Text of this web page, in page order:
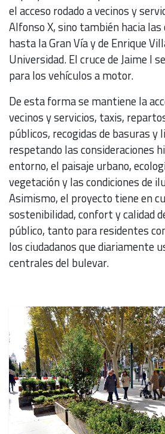
el acceso rodado a vecinos y
Alfonso X, sino también hacia
hasta la Gran Vía y de Enrique
Universidad. El cruce de Jaime I
para los vehículos a motor.
De esta forma se mantiene la
vecinos y servicios, taxis,
públicos, recogidas de basuras y
respetando las consideraciones
entorno, el paisaje urbano,
vegetación y las condiciones de
Asimismo, el proyecto tiene en
sostenibilidad, confort y calidad
público, tanto para residentes
los ciudadanos que diariamente
centrales del bulevar.